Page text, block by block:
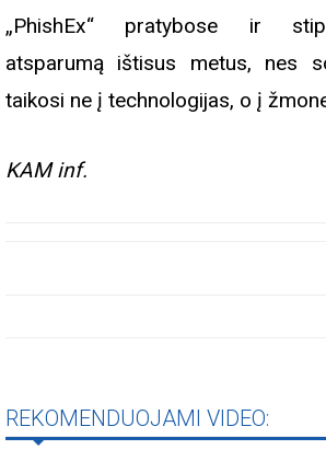
„PhishEx“ pratybose ir
atsparumą ištisus metus, nes
taikosi ne į technologijas, o į
KAM inf.
REKOMENDUOJAMI VIDEO: